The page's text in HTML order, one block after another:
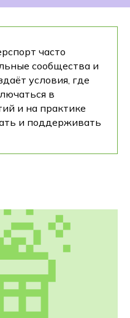
часто
сообщества и
условия, где
в
и на практике
и поддерживать